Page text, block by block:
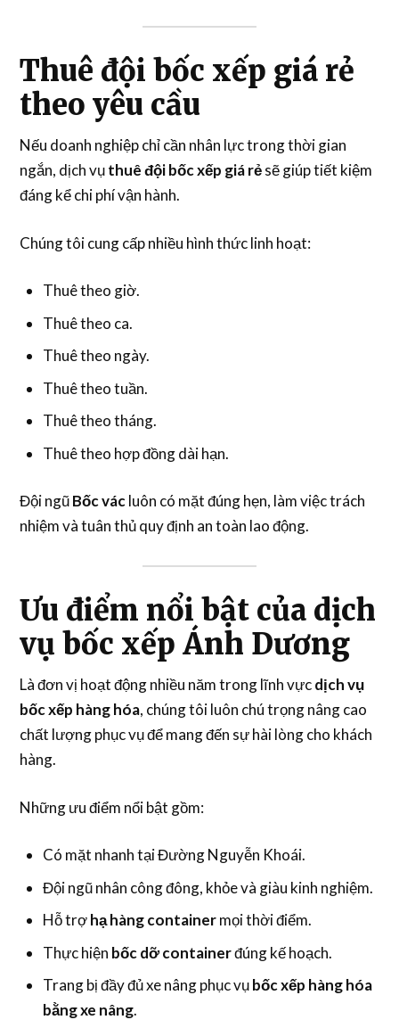
Thuê đội bốc xếp giá rẻ
theo yêu cầu
Nếu doanh nghiệp chỉ cần nhân lực trong thời gian
ngắn, dịch vụthuê đội bốc xếp giá rẻsẽ giúp tiết kiệm
đáng kể chi phí vận hành.
Chúng tôi cung cấp nhiều hình thức linh hoạt:
Thuê theo giờ.
Thuê theo ca.
Thuê theo ngày.
Thuê theo tuần.
Thuê theo tháng.
Thuê theo hợp đồng dài hạn.
Đội ngũBốc václuôn có mặt đúng hẹn, làm việc trách
nhiệm và tuân thủ quy định an toàn lao động.
Ưu điểm nổi bật của dịch
vụ bốc xếp Ánh Dương
Là đơn vị hoạt động nhiều năm trong lĩnh vựcdịch vụ
bốc xếp hàng hóa, chúng tôi luôn chú trọng nâng cao
chất lượng phục vụ để mang đến sự hài lòng cho khách
hàng.
Những ưu điểm nổi bật gồm:
Có mặt nhanh tại Đường Nguyễn Khoái.
Đội ngũ nhân công đông, khỏe và giàu kinh nghiệm.
Hỗ trợhạ hàng containermọi thời điểm.
Thực hiện bốc dỡ containerđúng kế hoạch.
Trang bị đầy đủ xe nâng phục vụbốc xếp hàng hóa
bằng xe nâng.